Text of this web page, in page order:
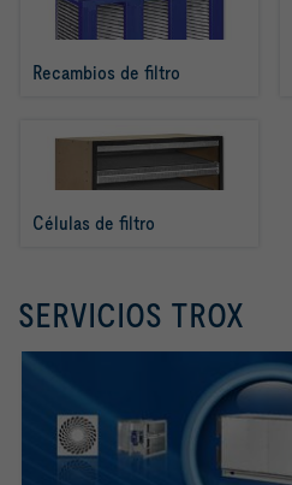
Recambios de filtro
Células de filtro
SERVICIOS TROX